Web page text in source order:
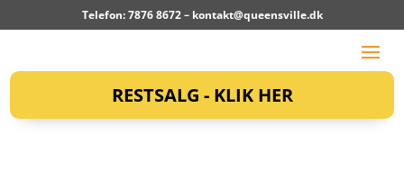
Telefon: 7876 8672 – kontakt@queensville.dk
RESTSALG - KLIK HER